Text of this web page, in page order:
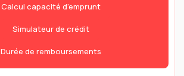
Calcul capacité d'emprunt
Simulateur de crédit
Durée de remboursements